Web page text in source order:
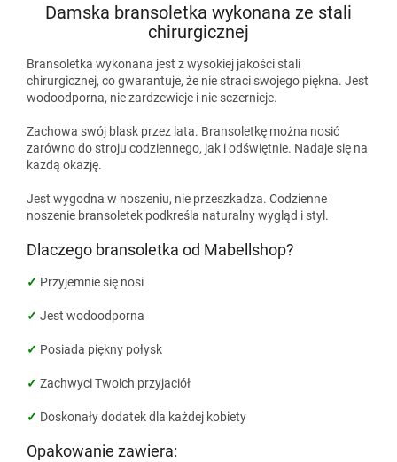
Damska bransoletka wykonana ze stali
chirurgicznej
Bransoletka wykonana jest z wysokiej jakości stali
chirurgicznej, co gwarantuje, że nie straci swojego piękna. Jest
wodoodporna, nie zardzewieje i nie sczernieje.
Zachowa swój blask przez lata. Bransoletkę można nosić
zarówno do stroju codziennego, jak i odświętnie. Nadaje się na
każdą okazję.
Jest wygodna w noszeniu, nie przeszkadza. Codzienne
noszenie bransoletek podkreśla naturalny wygląd i styl.
Dlaczego bransoletka od Mabellshop?
✓ Przyjemnie się nosi
✓ Jest wodoodporna
✓ Posiada piękny połysk
✓ Zachwyci Twoich przyjaciół
✓ Doskonały dodatek dla każdej kobiety
Opakowanie zawiera: